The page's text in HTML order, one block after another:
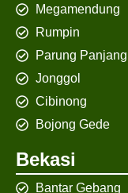
Megamendung
Rumpin
Parung Panjang
Jonggol
Cibinong
Bojong Gede
Bekasi
Bantar Gebang